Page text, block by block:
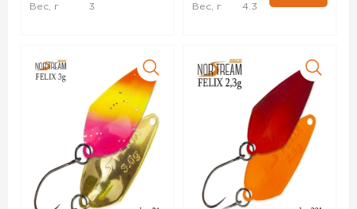
Вес, г 3 Вес, г 4.3